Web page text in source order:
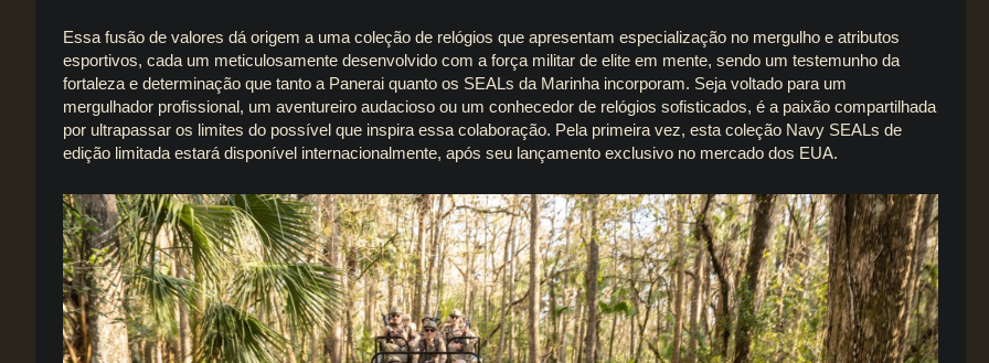
Essa fusão de valores dá origem a uma coleção de relógios que apresentam especialização no mergulho e atributos
esportivos, cada um meticulosamente desenvolvido com a força militar de elite em mente, sendo um testemunho da
fortaleza e determinação que tanto a Panerai quanto os SEALs da Marinha incorporam. Seja voltado para um
mergulhador profissional, um aventureiro audacioso ou um conhecedor de relógios sofisticados, é a paixão compartilhada
por ultrapassar os limites do possível que inspira essa colaboração. Pela primeira vez, esta coleção Navy SEALs de
edição limitada estará disponível internacionalmente, após seu lançamento exclusivo no mercado dos EUA.